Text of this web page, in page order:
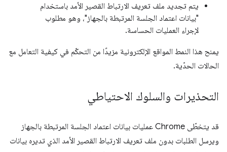
يتم تجديد ملف تعريف الارتباط القصير الأمد باستخدام
"بيانات اعتماد الجلسة المرتبطة بالجهاز"، وهو مطلوب
لإجراء العمليات الحساسة.
يمنح هذا النمط المواقع الإلكترونية مزيدًا من التحكّم في كيفية التعامل مع
الحالات الحدّية.
التحذيرات والسلوك الاحتياطي
قد يتخطّى Chrome عمليات بيانات اعتماد الجلسة المرتبطة بالجهاز
ويرسل الطلبات بدون ملف تعريف الارتباط القصير الأمد الذي تديره بيانات